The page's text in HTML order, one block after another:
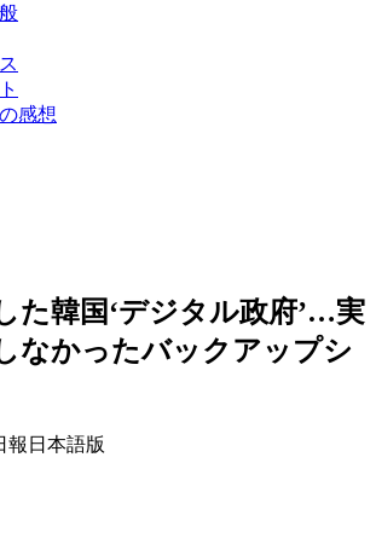
感想
た韓国‘デジタル政府’…実
なかったバックアップシ
日本語版